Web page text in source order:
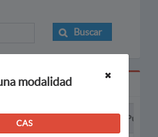
Buscar
Puesto
modalidad
CAS